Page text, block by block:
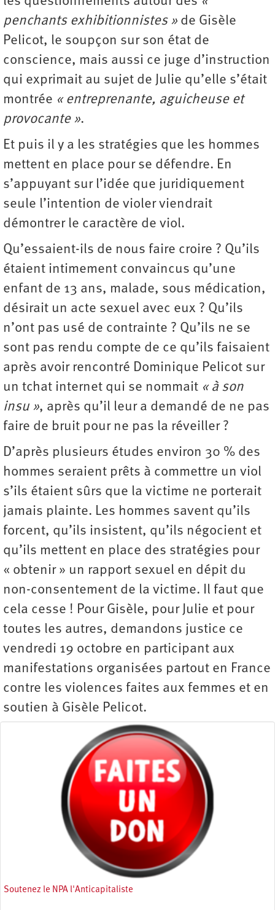
penchants exhibitionnistes » de Gisèle
Pelicot, le soupçon sur son état de
conscience, mais aussi ce juge d’instruction
qui exprimait au sujet de Julie qu’elle s’était
montrée « entreprenante, aguicheuse et
provocante ».
Et puis il y a les stratégies que les hommes
mettent en place pour se défendre. En
s’appuyant sur l’idée que juridiquement
seule l’intention de violer viendrait
démontrer le caractère de viol.
Qu’essaient-ils de nous faire croire ? Qu’ils
étaient intimement convaincus qu’une
enfant de 13 ans, malade, sous médication,
désirait un acte sexuel avec eux ? Qu’ils
n’ont pas usé de contrainte ? Qu’ils ne se
sont pas rendu compte de ce qu’ils faisaient
après avoir rencontré Dominique Pelicot sur
un tchat internet qui se nommait « à son
insu », après qu’il leur a demandé de ne pas
faire de bruit pour ne pas la réveiller ?
D’après plusieurs études environ 30 % des
hommes seraient prêts à commettre un viol
s’ils étaient sûrs que la victime ne porterait
jamais plainte. Les hommes savent qu’ils
forcent, qu’ils insistent, qu’ils négocient et
qu’ils mettent en place des stratégies pour
« obtenir » un rapport sexuel en dépit du
non-consentement de la victime. Il faut que
cela cesse ! Pour Gisèle, pour Julie et pour
toutes les autres, demandons justice ce
vendredi 19 octobre en participant aux
manifestations organisées partout en France
contre les violences faites aux femmes et en
soutien à Gisèle Pelicot.
Soutenez le NPA l'Anticapitaliste